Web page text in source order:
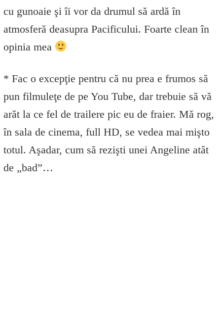
cu gunoaie şi îi vor da drumul să ardă în
atmosferă deasupra Pacificului. Foarte clean în
opinia mea
* Fac o excepţie pentru că nu prea e frumos să
pun filmuleţe de pe You Tube, dar trebuie să vă
arăt la ce fel de trailere pic eu de fraier. Mă rog,
în sala de cinema, full HD, se vedea mai mişto
totul. Aşadar, cum să rezişti unei Angeline atât
de „bad”…